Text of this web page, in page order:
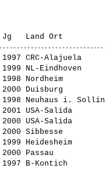
CRC-Alajuela
NL-Eindhoven
Nordheim
Duisburg
Neuhaus i.
USA-Salida
USA-Salida
Sibbesse
Heidesheim
Passau